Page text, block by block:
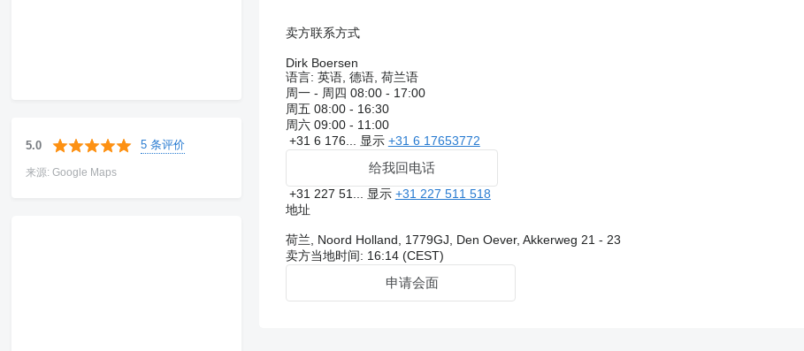
5.0 5 条评价
来源: Google Maps
卖方联系方式
Dirk Boersen
语言: 英语, 德语, 荷兰语
周一 - 周四 08:00 - 17:00
周五 08:00 - 16:30
周六 09:00 - 11:00
+31 6 176... 显示 +31 6 17653772
给我回电话
+31 227 51... 显示 +31 227 511 518
地址
荷兰, Noord Holland, 1779GJ, Den Oever, Akkerweg 21 - 23
卖方当地时间: 16:14 (CEST)
申请会面